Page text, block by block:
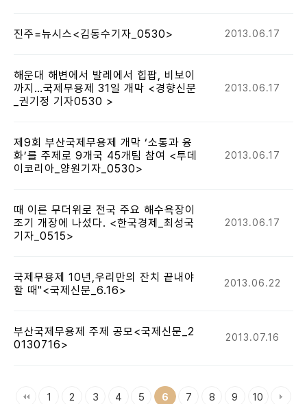
진주=뉴시스<김동수기자_0530> 2013.06.17
해운대 해변에서 발레에서 힙팝, 비보이
까지…국제무용제 31일 개막 <경향신문
_권기정 기자0530 >
2013.06.17
제9회 부산국제무용제 개막 ‘소통과 융
화’를 주제로 9개국 45개팀 참여 <투데
이코리아_양원기자_0530>
2013.06.17
때 이른 무더위로 전국 주요 해수욕장이
조기 개장에 나섰다. <한국경제_최성국
기자_0515>
2013.06.17
국제무용제 10년,우리만의 잔치 끝내야
할 때"<국제신문_6.16>
2013.06.22
부산국제무용제 주제 공모<국제신문_2
0130716>
2013.07.16
1 2 3 4 5 6 7 8 9 10